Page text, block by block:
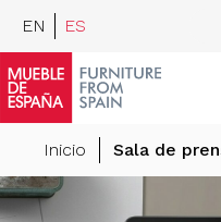
EN ES
Inicio Sala de